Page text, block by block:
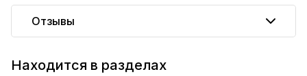
Отзывы
Находится в разделах